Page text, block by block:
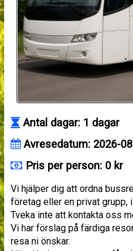
Antal dagar: 1 dagar
Avresedatum: 2026-
Pris per person: 0 kr
Vi hjälper dig att ordna
företag eller en privat grupp,
Tveka inte att kontakta oss
Vi har förslag på färdiga
resa ni önskar.